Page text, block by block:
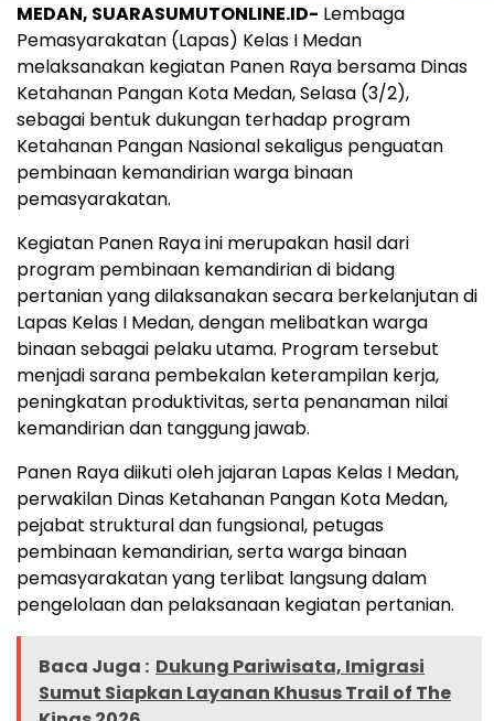
MEDAN, SUARASUMUTONLINE.ID- Lembaga
Pemasyarakatan (Lapas) Kelas I Medan
melaksanakan kegiatan Panen Raya bersama Dinas
Ketahanan Pangan Kota Medan, Selasa (3/2),
sebagai bentuk dukungan terhadap program
Ketahanan Pangan Nasional sekaligus penguatan
pembinaan kemandirian warga binaan
pemasyarakatan.
Kegiatan Panen Raya ini merupakan hasil dari
program pembinaan kemandirian di bidang
pertanian yang dilaksanakan secara berkelanjutan di
Lapas Kelas I Medan, dengan melibatkan warga
binaan sebagai pelaku utama. Program tersebut
menjadi sarana pembekalan keterampilan kerja,
peningkatan produktivitas, serta penanaman nilai
kemandirian dan tanggung jawab.
Panen Raya diikuti oleh jajaran Lapas Kelas I Medan,
perwakilan Dinas Ketahanan Pangan Kota Medan,
pejabat struktural dan fungsional, petugas
pembinaan kemandirian, serta warga binaan
pemasyarakatan yang terlibat langsung dalam
pengelolaan dan pelaksanaan kegiatan pertanian.
Baca Juga : Dukung Pariwisata, Imigrasi
Sumut Siapkan Layanan Khusus Trail of The